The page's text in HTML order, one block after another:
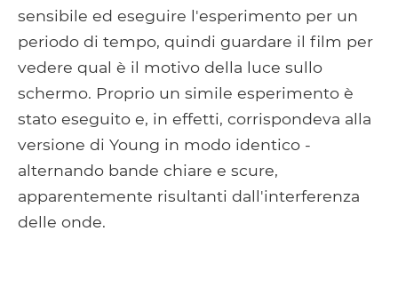
sensibile ed eseguire l'esperimento per un
periodo di tempo, quindi guardare il film per
vedere qual è il motivo della luce sullo
schermo. Proprio un simile esperimento è
stato eseguito e, in effetti, corrispondeva alla
versione di Young in modo identico -
alternando bande chiare e scure,
apparentemente risultanti dall'interferenza
delle onde.